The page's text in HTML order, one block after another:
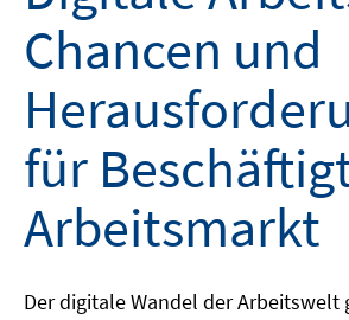
Chancen und
für
Arbeitsmarkt
Der digitale Wandel der Arbeitswelt